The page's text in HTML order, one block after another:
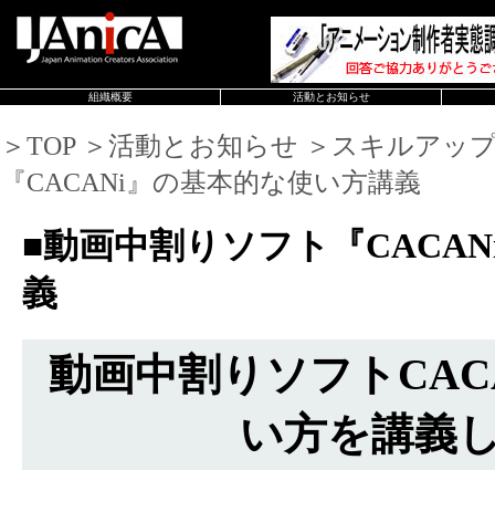
組織概要 活動とお知らせ
＞TOP ＞活動とお知らせ ＞スキルアッ
『CACANi』の基本的な使い方講義
■動画中割りソフト『
義
動画中割りソフト
い方を講義